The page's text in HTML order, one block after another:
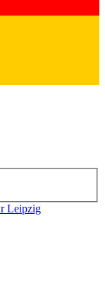
Leipzig